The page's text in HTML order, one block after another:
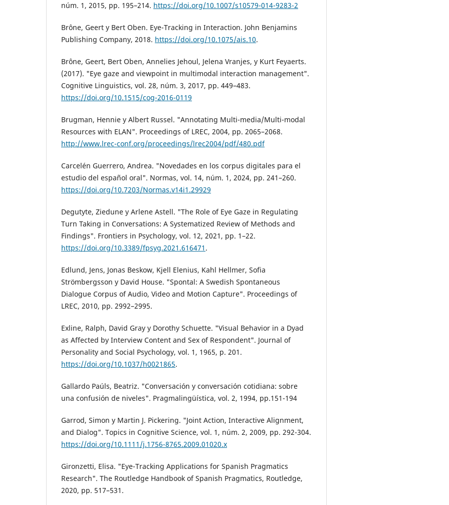
núm. 1, 2015, pp. 195–214. https://doi.org/10.1007/s10579-014-9283-2
Brône, Geert y Bert Oben. Eye-Tracking in Interaction. John Benjamins
Publishing Company, 2018. https://doi.org/10.1075/ais.10.
Brône, Geert, Bert Oben, Annelies Jehoul, Jelena Vranjes, y Kurt Feyaerts.
(2017). "Eye gaze and viewpoint in multimodal interaction management".
Cognitive Linguistics, vol. 28, núm. 3, 2017, pp. 449–483.
https://doi.org/10.1515/cog-2016-0119
Brugman, Hennie y Albert Russel. "Annotating Multi-media/Multi-modal
Resources with ELAN". Proceedings of LREC, 2004, pp. 2065–2068.
http://www.lrec-conf.org/proceedings/lrec2004/pdf/480.pdf
Carcelén Guerrero, Andrea. "Novedades en los corpus digitales para el
estudio del español oral". Normas, vol. 14, núm. 1, 2024, pp. 241–260.
https://doi.org/10.7203/Normas.v14i1.29929
Degutyte, Ziedune y Arlene Astell. "The Role of Eye Gaze in Regulating
Turn Taking in Conversations: A Systematized Review of Methods and
Findings". Frontiers in Psychology, vol. 12, 2021, pp. 1–22.
https://doi.org/10.3389/fpsyg.2021.616471 .
Edlund, Jens, Jonas Beskow, Kjell Elenius, Kahl Hellmer, Sofia
Strömbergsson y David House. "Spontal: A Swedish Spontaneous
Dialogue Corpus of Audio, Video and Motion Capture". Proceedings of
LREC, 2010, pp. 2992–2995.
Exline, Ralph, David Gray y Dorothy Schuette. "Visual Behavior in a Dyad
as Affected by Interview Content and Sex of Respondent". Journal of
Personality and Social Psychology, vol. 1, 1965, p. 201.
https://doi.org/10.1037/h0021865.
Gallardo Paúls, Beatriz. "Conversación y conversación cotidiana: sobre
una confusión de niveles". Pragmalingüística, vol. 2, 1994, pp.151-194
Garrod, Simon y Martin J. Pickering. "Joint Action, Interactive Alignment,
and Dialog". Topics in Cognitive Science, vol. 1, núm. 2, 2009, pp. 292-304.
https://doi.org/10.1111/j.1756-8765.2009.01020.x
Gironzetti, Elisa. "Eye-Tracking Applications for Spanish Pragmatics
Research". The Routledge Handbook of Spanish Pragmatics, Routledge,
2020, pp. 517–531.